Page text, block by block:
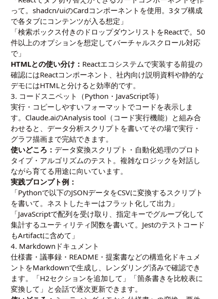
って。shadcn/uiのCardコンポーネントを使用。3タブ構成
で各タブにコンテンツが入る想定」
「検索ボックス付きのドロップダウンリストをReactで。50
件以上のオプションを想定してバーチャルスクロール対応
で」
HTMLとの使い分け： Reactエコシステムで実装する前提の
確認にはReactコンポーネント、社内向け説明資料や静的な
デモにはHTMLと分けると効率的です。
3. コードスニペット（Python・JavaScript等）
実行・コピーしやすいフォーマットでコードを表示しま
す。Claude.aiのAnalysis tool（コード実行機能）と組み合
わせると、データ分析スクリプトを書いてその場で実行・
グラフ描画まで完結できます。
使いどころ： データ変換スクリプト・自動化処理のプロト
タイプ・アルゴリズムのテスト。複雑なロジックを対話し
ながら育てる用途に向いています。
実践プロンプト例：
「Pythonで以下のJSONデータをCSVに変換するスクリプト
を書いて。ネストしたキーはフラット化して出力」
「JavaScriptで配列を受け取り、指定キーでグループ化して
集計するユーティリティ関数を書いて。Jestのテストコード
もArtifactに含めて」
4. Markdownドキュメント
仕様書・議事録・README・提案書などの構造化ドキュメ
ントをMarkdownで生成し、レンダリング済みで確認でき
ます。「H2セクションを追加して」「箇条書きを比較表に
変換して」と会話で逐次更新できます。